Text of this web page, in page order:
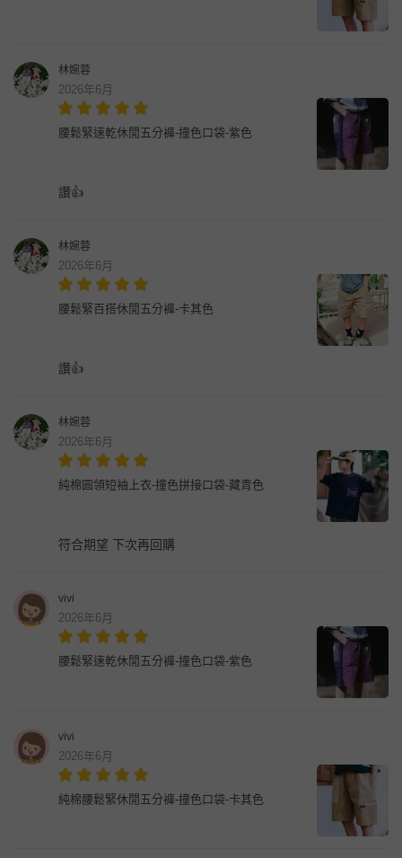
林婉蓉
2026年6月
腰鬆緊速乾休閒五分褲-撞色口袋-紫色
讚👍
林婉蓉
2026年6月
腰鬆緊百搭休閒五分褲-卡其色
讚👍
林婉蓉
2026年6月
純棉圓領短袖上衣-撞色拼接口袋-藏青色
符合期望 下次再回購
vivi
2026年6月
腰鬆緊速乾休閒五分褲-撞色口袋-紫色
vivi
2026年6月
純棉腰鬆緊休閒五分褲-撞色口袋-卡其色